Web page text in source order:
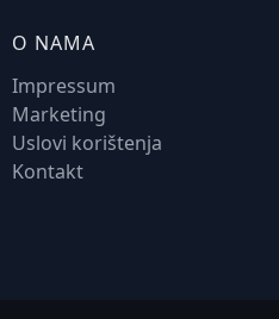
O NAMA
Impressum
Marketing
Uslovi korištenja
Kontakt